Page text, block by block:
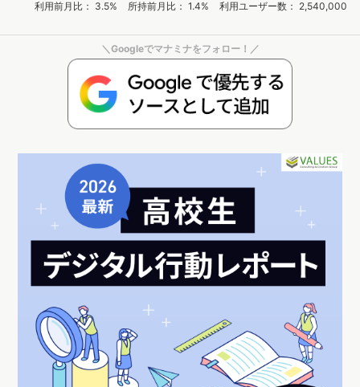
利用前月比： 3.5% 所持前月比： 1.4% 利用ユーザー数： 2,540,000
＼Googleでマナミナをフォロー！／